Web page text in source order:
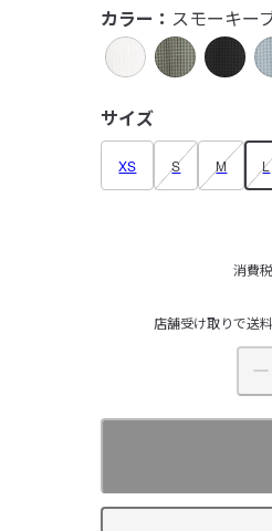
カラー： スモーキー
サイズ
XS S M L
消費
店舗受け取りで送